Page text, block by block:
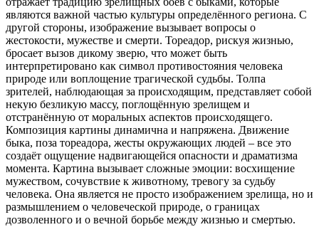
являются важной частью культуры определённого региона. С
другой стороны, изображение вызывает вопросы о
жестокости, мужестве и смерти. Тореадор, рискуя жизнью,
бросает вызов дикому зверю, что может быть
интерпретировано как символ противостояния человека
природе или воплощение трагической судьбы. Толпа
зрителей, наблюдающая за происходящим, представляет собой
некую безликую массу, поглощённую зрелищем и
отстранённую от моральных аспектов происходящего.
Композиция картины динамична и напряжена. Движение
быка, поза тореадора, жесты окружающих людей – все это
создаёт ощущение надвигающейся опасности и драматизма
момента. Картина вызывает сложные эмоции: восхищение
мужеством, сочувствие к животному, тревогу за судьбу
человека. Она является не просто изображением зрелища, но и
размышлением о человеческой природе, о границах
дозволенного и о вечной борьбе между жизнью и смертью.